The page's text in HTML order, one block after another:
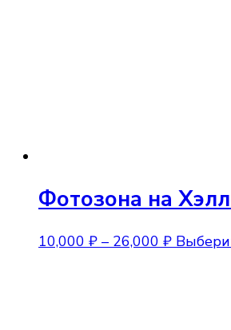
Фотозона на
10,000 ₽ – 26,000 ₽